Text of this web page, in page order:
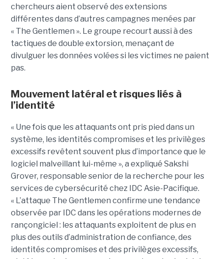
chercheurs aient observé des extensions
différentes dans d’autres campagnes menées par
« The Gentlemen ». Le groupe recourt aussi à des
tactiques de double extorsion, menaçant de
divulguer les données volées si les victimes ne paient
pas.
Mouvement latéral et risques liés à
l’identité
« Une fois que les attaquants ont pris pied dans un
système, les identités compromises et les privilèges
excessifs revêtent souvent plus d’importance que le
logiciel malveillant lui-même », a expliqué Sakshi
Grover, responsable senior de la recherche pour les
services de cybersécurité chez IDC Asie-Pacifique.
« L’attaque The Gentlemen confirme une tendance
observée par IDC dans les opérations modernes de
rançongiciel : les attaquants exploitent de plus en
plus des outils d’administration de confiance, des
identités compromises et des privilèges excessifs,